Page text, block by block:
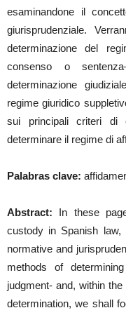
esaminandone il
giurisprudenziale.
determinazione del
consenso o
determinazione
regime giuridico
sui principali criteri di
determinare il regime di
Palabras clave:
Abstract: In these
custody in Spanish
normative and
methods of
judgment- and, within
determination, we shall